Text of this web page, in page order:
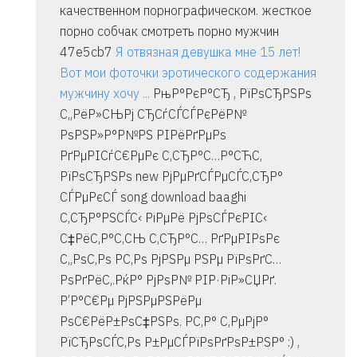
качественном порнографическом. жесткое
порно собчак смотреть порно мужчин
47e5cb7 Я отвязная девушка мне 15 лет!
Вот мои фоточки эротического содержания
мужчину хочу ... РњР°РєР°СЂ , РїРѕСЂРЅРѕ
С„РёР»СЊРј СЂСѓСЃСЃРєРёР№
РѕРЅР»Р°Р№РЅ РІРёРґРµРѕ
РґРµРІСѓС€РµРє С‚СЂР°С…Р°СЋС‚
РїРѕСЂРЅРѕ new РјРµРґСЃРµСЃС‚СЂР°
СЃРµРєСЃ song download baaghi
С‚СЂР°РЅСЃС‹ РіРµРё РјРѕСЃРєРІС‹
С‡РёС‚Р°С‚СЊ С‚СЂР°С… РґРµРІРѕРє
С„РѕС‚Рѕ Р­С‚Рѕ РјРЅРµ РЅРµ РїРѕРґС…
РѕРґРёС‚.РќР° РјРѕР№ РІР·РіР»СЏРґ.
Р’Р°С€Рµ РјРЅРµРЅРёРµ
РѕС€РёР±РѕС‡РЅРѕ. Р­С‚Р° С‚РµРјР°
РїСЂРѕСЃС‚Рѕ Р±РµСЃРїРѕРґРѕР±РЅР° :) ,